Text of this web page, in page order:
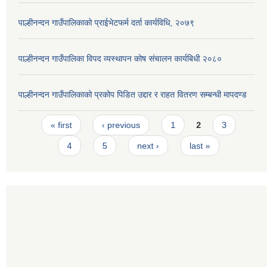
पाल्हीनन्दन गाउँपालिकाको प्राईभेटफर्म दर्ता कार्यविधि, २०७९
पाल्हीनन्दन गाउँपालिका विपद व्यस्थापन कोष संचालन कार्यबिधी २०८०
पाल्हीनन्दन गाउँपालिकाको प्रकोप पिडित उद्दार र राहत वितरण सम्बन्धी मापदण्ड
Pages
« first ‹ previous 1 2 3
4 5 next › last »